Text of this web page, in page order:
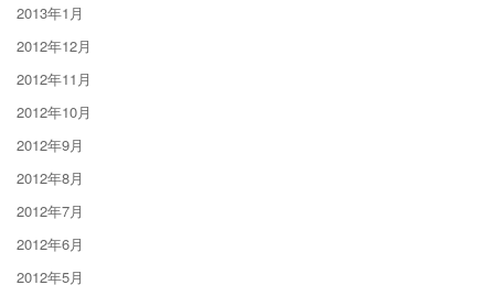
2013年1月
2012年12月
2012年11月
2012年10月
2012年9月
2012年8月
2012年7月
2012年6月
2012年5月